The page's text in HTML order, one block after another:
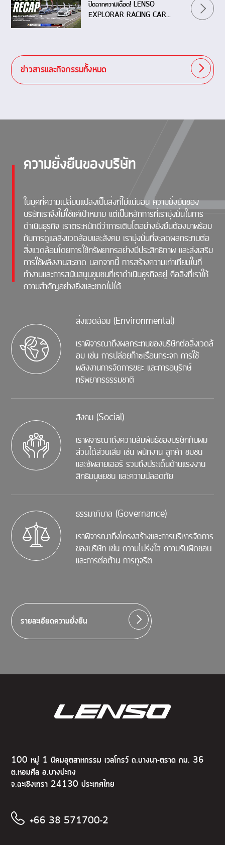
ปิดฉากความเดือด! LENSO
EXPLORAR RACING CAR
ข่าวสารและกิจกรรมทั้งหมด
ความยั่งยืนของบริษัท
ในยุคที่ความเปลี่ยนแปลงเป็นสิ่งที่ไม่แน่นอน ความยั่งยืนของ
บริษัทเราจึงไม่ใช่แค่เป้าหมาย แต่เป็นหลักการที่เรามุ่งมั่นในการ
ดำเนินธุรกิจ เราตระหนักดีว่าการเติบโตอย่างยั่งยืนต้องมาพร้อม
กับการดูแลสิ่งแวดล้อมและสังคม เรามุ่งมั่นที่จะลดผลกระทบต่อ
สิ่งแวดล้อมโดยการใช้ทรัพยากรอย่างมีประสิทธิภาพ และส่งเสริม
การใช้พลังงานสะอาด นอกจากนี้ การสร้างความเท่าเทียมในที่
ทำงานและการสนับสนุนชุมชนที่เราดำเนินธุรกิจอยู่ คือสิ่งที่เราให้
ความสำคัญอย่างยิ่งและขาดไม่ได้
สิ่งแวดล้อม (Environmental)
เราพิจารณาถึงผลกระทบของบริษัทต่อสิ่งเวดล้
อม เช่น การปล่อยก๊าซเรือนกระจก การใช้
พลังงานการจัดการขยะ และการอนุรักษ์
ทรัพยากรธรรมชาติ
สังคม (Social)
เราพิจารณาถึงความส้มพ้นธ์ของบริษัทกับผม
ส่วนได้ส่วนเสีย เช่น พนักงาน ลูกค้า ชมชน
และซัพลายเออร์ รวมถึงประเด็นด้านแรงงาน
สิทธิมนุษยชน และความปลอดภัย
ธรรมาภิบาล (Governance)
เราพิจารณาถึงโครงสร้างและการบริหารจัดการ
ของบริษัท เช่น ความโปร่งใส ความรับผิดชอบ
และการต่อต้าน การทุจริต
รายละเอียดความยั่งยืน
100 หมู่ 1 นิคมอุตสาหกรรม เวลโกรว์ ถ.บางนา-ตราด กม. 36
ต.หอมศีล อ.บางปะกง
จ.ฉะเชิงเทรา 24130 ประเทศไทย
+66 38 571700-2